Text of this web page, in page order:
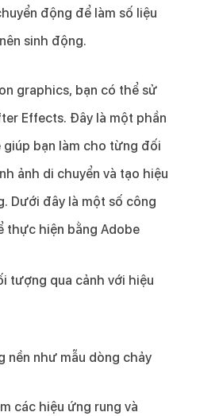
động để làm số liệu
sinh động.
graphics, bạn có thể sử
Effects. Đây là một phần
giúp bạn làm cho từng đối
ảnh di chuyển và tạo hiệu
Dưới đây là một số công
thực hiện bằng Adobe
tượng qua cảnh với hiệu
nền như mẫu dòng chảy
các hiệu ứng rung và